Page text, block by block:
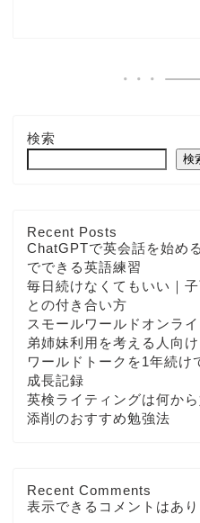
検索
検
Recent Posts
ChatGPTで英会話を始め
でできる英語練習
毎日続けなくてもいい｜
との付き合い方
スモールワールドオンラ
弟姉妹利用を考える人向け
ワールドトークを1年続け
成長記録
英検ライティングは何か
添削のおすすめ勉強法
Recent Comments
表示できるコメントはあり